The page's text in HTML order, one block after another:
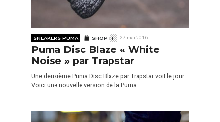
SNEAKERS PUMA SHOP IT 27 mai 2016
Puma Disc Blaze « White
Noise » par Trapstar
Une deuxième Puma Disc Blaze par Trapstar voit le jour.
Voici une nouvelle version de la Puma…